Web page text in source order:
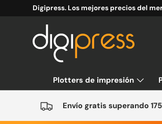
Digipress. Los mejores precios del
Plotters de impresión
Envío gratis superando